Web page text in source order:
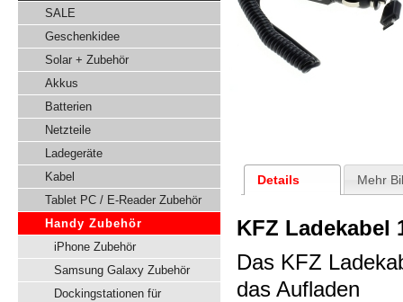
SALE
Geschenkidee
Solar + Zubehör
Akkus
Batterien
Netzteile
Ladegeräte
Kabel
Tablet PC / E-Reader Zubehör
Handy Zubehör
iPhone Zubehör
Samsung Galaxy Zubehör
Dockingstationen für
Details Mehr
KFZ Ladekabel
Das KFZ
das Aufladen